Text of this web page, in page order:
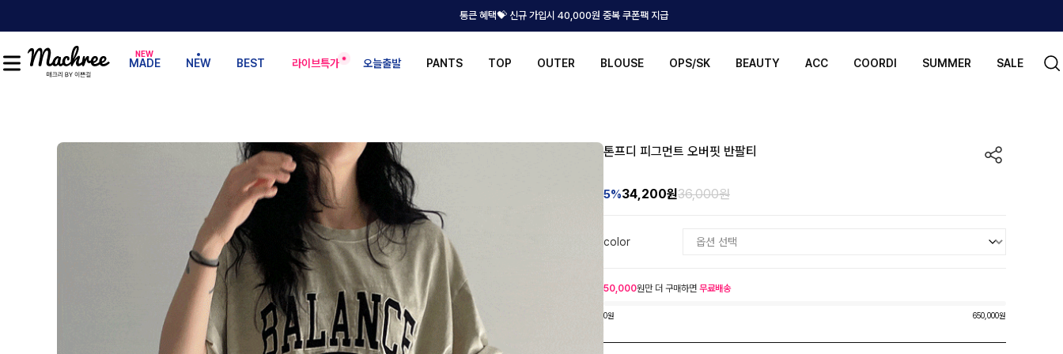
통큰 혜택💝 신규 가입시 40,000원 중복 쿠폰팩 지급
MADE NEW BEST 라이브특가 오늘출발 PANTS TOP OUTER BLOUSE OPS/SK BEAUTY ACC COORDI SUMMER SALE
톤프디 피그먼트 오버핏 반팔티
5%34,200원36,000원
color
50,000원만 더 구매하면 무료배송
0원 650,000원